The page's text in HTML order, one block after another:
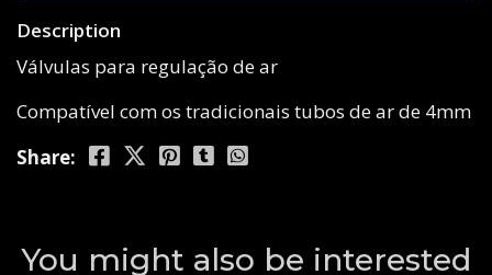
Description
Válvulas para regulação de ar
Compatível com os tradicionais tubos de ar de 4mm
Share:
You might also be interested